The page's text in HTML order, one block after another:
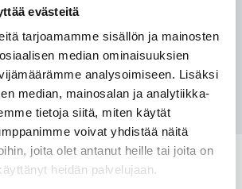
evästeitä
tarjoamamme sisällön ja mainosten
median ominaisuuksien
analysoimiseen. Lisäksi
median, mainosalan ja analytiikka-
tietoja siitä, miten käytät
voivat yhdistää näitä
joita olet antanut heille tai joita on
heidän palvelujaan.
esityslista löytyy